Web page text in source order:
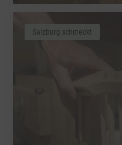
Salzburg schmeckt